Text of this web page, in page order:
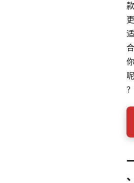
款
更
适
合
你
呢
？